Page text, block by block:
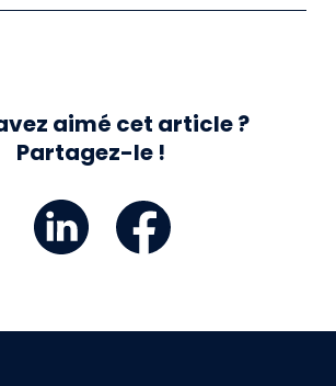
aimé cet article ?
Partagez-le !